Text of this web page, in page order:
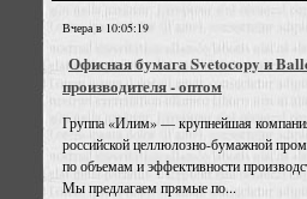
Вчера в 10:05:19
Офисная бумага Svetocopy и
производителя - оптом
Группа «Илим» — крупнейшая
российской целлюлозно-бумажной
по объемам и эффективности
Мы предлагаем прямые по...